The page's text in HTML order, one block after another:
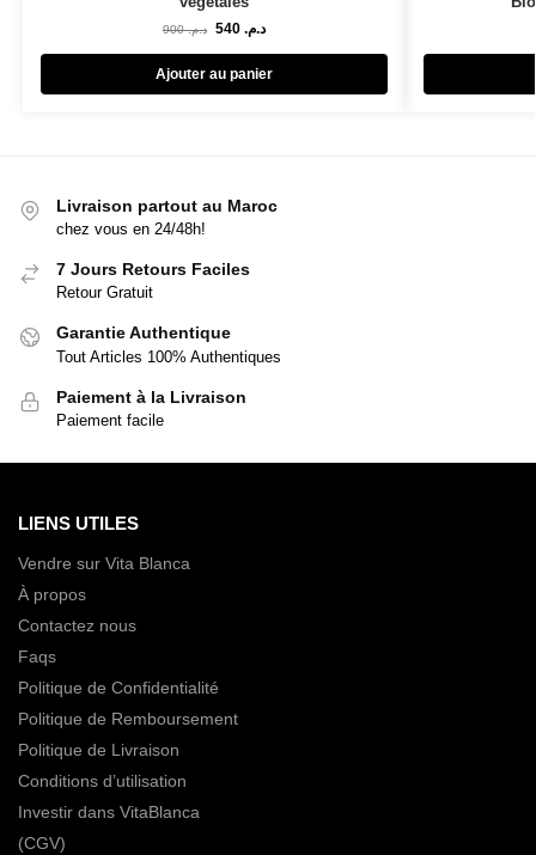
د.م.900 د.م. 540
Ajouter au panier
Livraison partout au Maroc
chez vous en 24/48h!
7 Jours Retours Faciles
Retour Gratuit
Garantie Authentique
Tout Articles 100% Authentiques
Paiement à la Livraison
Paiement facile
LIENS UTILES
Vendre sur Vita Blanca
À propos
Contactez nous
Faqs
Politique de Confidentialité
Politique de Remboursement
Politique de Livraison
Conditions d’utilisation
Investir dans VitaBlanca
(CGV)